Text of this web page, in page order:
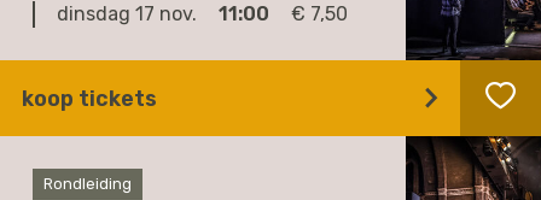
dinsdag 17 nov. 11:00 € 7,50
koop tickets
Rondleiding